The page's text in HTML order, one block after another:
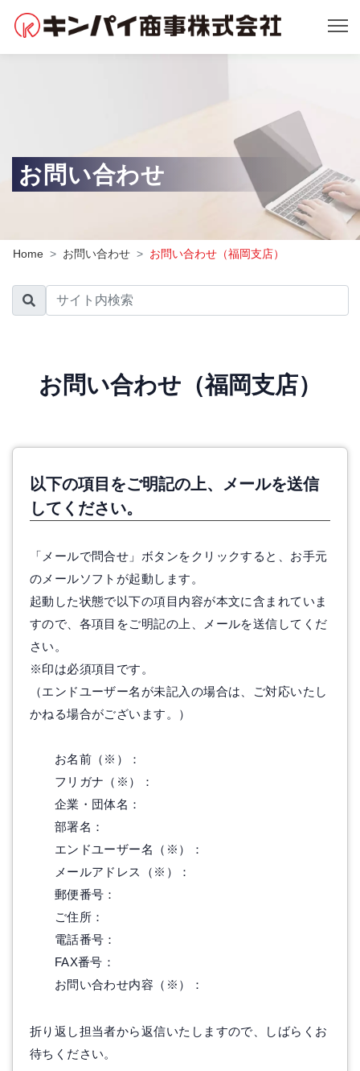
お問い合わせ
Home お問い合わせ お問い合わせ（福岡支店）
お問い合わせ （福岡支店）
以下の項目をご明記の上、メールを送信
してください。
「メールで問合せ」ボタンをクリックすると、お手元
のメールソフトが起動します。
起動した状態で以下の項目内容が本文に含まれていま
すので、各項目をご明記の上、メールを送信してくだ
さい。
※印は必須項目です。
（エンドユーザー名が未記入の場合は、ご対応いたし
かねる場合がございます。）
お名前（※）：
フリガナ（※）：
企業・団体名：
部署名：
エンドユーザー名（※）：
メールアドレス（※）：
郵便番号：
ご住所：
電話番号：
FAX番号：
お問い合わせ内容（※）：
折り返し担当者から返信いたしますので、しばらくお
待ちください。